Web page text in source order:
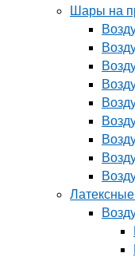
Шары на